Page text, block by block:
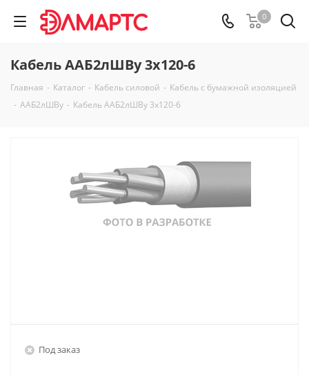
0
Кабель ААБ2лШВу 3х120-6
Главная - Каталог - Кабель силовой - Кабель с бумажной изоляцией
- ААБ2лШВу - Кабель ААБ2лШВу 3х120-6
Под заказ